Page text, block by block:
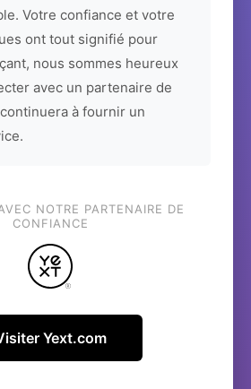
Votre confiance et votre
ont tout signifié pour
nous sommes heureux
avec un partenaire de
à fournir un
NOTRE PARTENAIRE DE
CONFIANCE
Yext.com